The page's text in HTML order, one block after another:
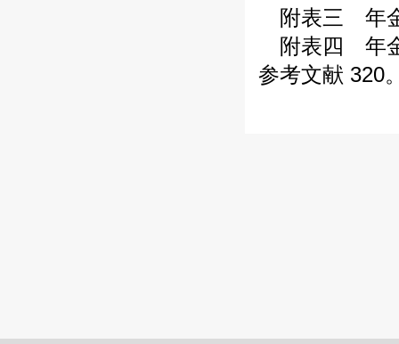
附表三 年
附表四 年
参考文献 320